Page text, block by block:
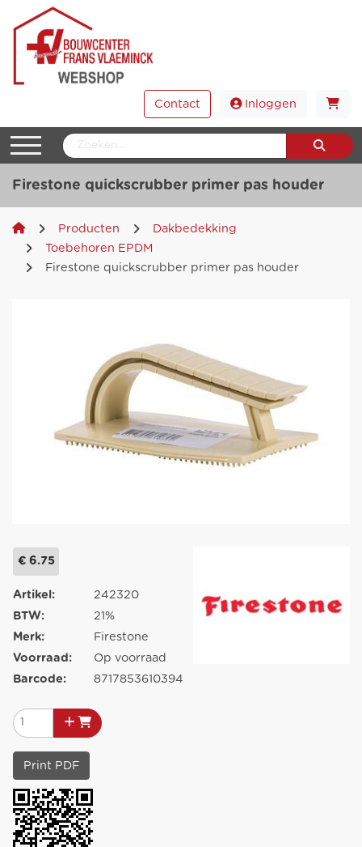
Contact Inloggen
Firestone quickscrubber primer pas houder
Producten
Dakbedekking
Toebehoren EPDM
Firestone quickscrubber primer pas houder
€ 6.75
Artikel:
242320
BTW:
21%
Merk:
Firestone
Voorraad:
Op voorraad
Barcode:
8717853610394
Print PDF